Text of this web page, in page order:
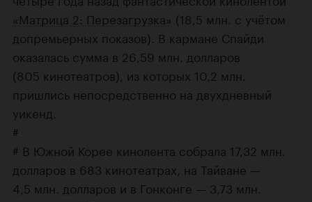
«Матрица 2: Перезагрузка» (18,5 млн. с учётом
допремьерных показов). В кармане Спайди
оказалась сумма в 26,59 млн. долларов
(805 кинотеатров), из которых 10,2 млн.
пришлись непосредственно на двухдневный
уикенд.
#
# В Южной Корее кинолента собрала 17,32 млн.
долларов в 683 кинотеатрах, на Тайване —
4,5 млн. долларов и в Гонконге — 3,73 млн.